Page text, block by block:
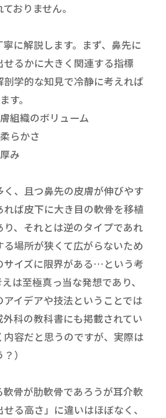
おりません。
に解説します。まず、鼻先に
せるかに大きく関連する指標
剖学的な知見で冷静に考えれば
す。
組織のボリューム
らかさ
み
く、且つ鼻先の皮膚が伸びやす
れば皮下に大き目の軟骨を移植
り、それとは逆のタイプであれ
場所が狭くて広がらないため
サイズに限界がある…という考
は至極真っ当な発想であり、
イデアや技法ということでは
科の教科書にも掲載されてい
内容だと思うのですが、実際は
）
骨が肋軟骨であろうが耳介軟
る高さ」に違いはほぼなく、